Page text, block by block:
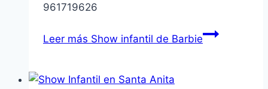
961719626
Leer más Show infantil de Barbie